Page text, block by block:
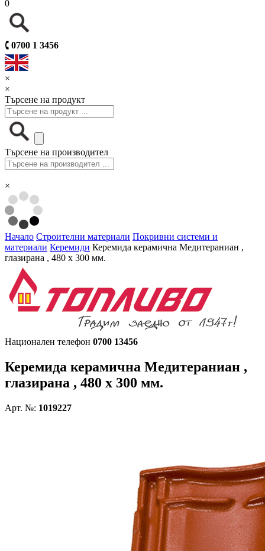
0
🕻 0700 1 3456
×
×
Търсене на продукт
Търсене на производител
×
Начало Строителни материали Покривни системи и
материали Керемиди Керемида керамична Медитераниан ,
глазирана , 480 x 300 мм.
Национален телефон 0700 13456
Керемида керамична Медитераниан ,
глазирана , 480 x 300 мм.
Арт. №: 1019227